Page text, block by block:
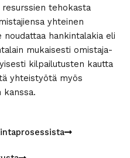
tehokasta
yhteinen
hankintalakia eli
mukaisesti omistaja-
kilpailutusten kautta
yhteistyötä myös